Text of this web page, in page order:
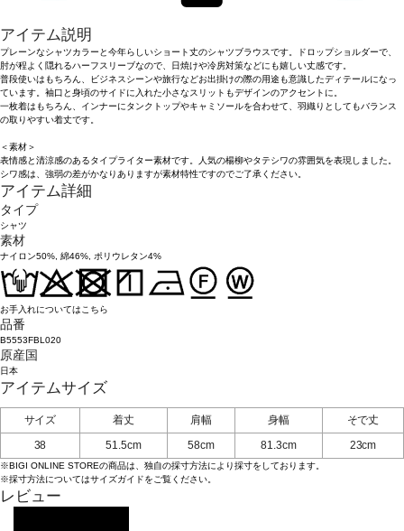
アイテム説明
プレーンなシャツカラーと今年らしいショート丈のシャツブラウスです。ドロップショルダーで、
肘が程よく隠れるハーフスリーブなので、日焼けや冷房対策などにも嬉しい丈感です。
普段使いはもちろん、ビジネスシーンや旅行などお出掛けの際の用途も意識したディテールになっ
ています。袖口と身頃のサイドに入れた小さなスリットもデザインのアクセントに。
一枚着はもちろん、インナーにタンクトップやキャミソールを合わせて、羽織りとしてもバランス
の取りやすい着丈です。
＜素材＞
表情感と清涼感のあるタイプライター素材です。人気の楊柳やタテシワの雰囲気を表現しました。
シワ感は、強弱の差がかなりありますが素材特性ですのでご了承ください。
アイテム詳細
タイプ
シャツ
素材
ナイロン50%, 綿46%, ポリウレタン4%
お手入れについてはこちら
品番
B5553FBL020
原産国
日本
アイテムサイズ
サイズ 着丈 肩幅 身幅
そで丈
38
51.5cm 58cm 81.3cm 23cm
※BIGI ONLINE STOREの商品は、独自の採寸方法により採寸をしております。
※採寸方法についてはサイズガイドをご覧ください。
レビュー